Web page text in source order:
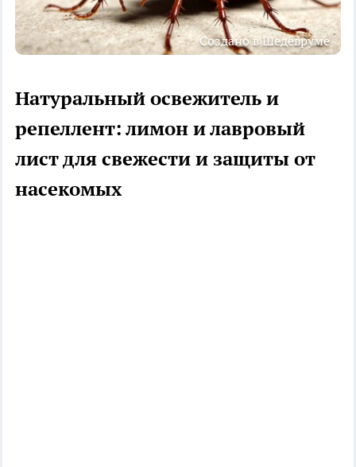
Создано в Шедевруме
Натуральный освежитель и
репеллент: лимон и лавровый
лист для свежести и защиты от
насекомых